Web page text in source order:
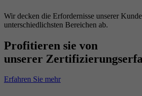
Wir decken die Erfordernisse unserer
unterschiedlichsten Bereichen ab.
Profitieren sie von
unserer
Erfahren Sie mehr